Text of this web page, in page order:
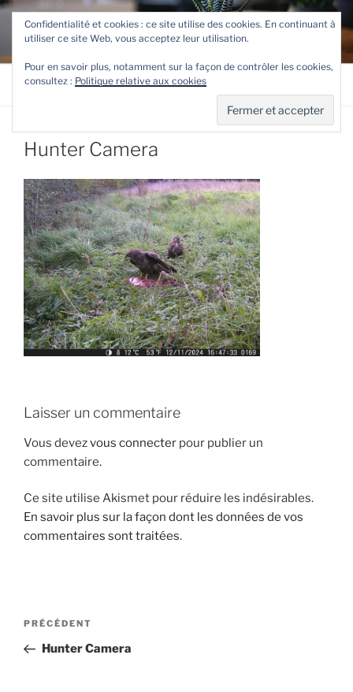
Aller
contenu
principal
TETEVE.FR
Le site de Teteve
Menu
Hunter Camera
Laisser un commentaire
Vous devezvous connecter pour publier un
commentaire.
Ce site utilise Akismet pour réduire les indésirables.
En savoir plus sur la façon dont les données de vos
commentaires sont traitées.
Navigation
l’article
Article
précédent
PRÉCÉDENT
Hunter Camera
Confidentialité et cookies : ce site utilise des cookies. En continuant à
utiliser ce site Web, vous acceptez leur utilisation.
Pour en savoir plus, notamment sur la façon de contrôler les cookies,
consultez : Politique relative aux cookies